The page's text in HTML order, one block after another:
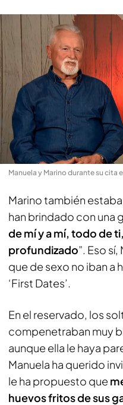
Manuela y Marino durante su cita
Marino también
han brindado con una
de mí y a mí, todo de
profundizado”. Eso
que de sexo no iban a
‘First Dates’.
En el reservado, los
compenetraban muy
aunque ella le haya
Manuela ha querido
le ha propuesto que
huevos fritos de sus